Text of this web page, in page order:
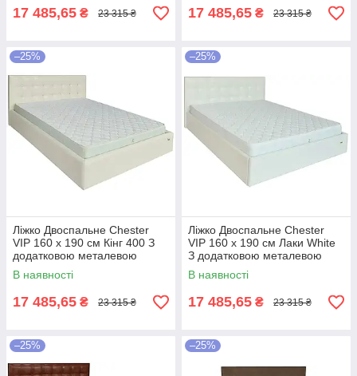
17 485,65 ₴ 23 315 ₴ 17 485,65 ₴ 23 315 ₴
–25%
Ліжко Двоспальне Chester
VIP 160 х 190 см Кінг 400 З
додатковою металевою
цільнозварною рамою C1
Білий
В наявності
17 485,65 ₴ 23 315 ₴
–25%
Ліжко Двоспальне Chester
VIP 160 х 190 см Лаки White
З додатковою металевою
цільнозварною рамою Білий
В наявності
17 485,65 ₴ 23 315 ₴
–25% –25%